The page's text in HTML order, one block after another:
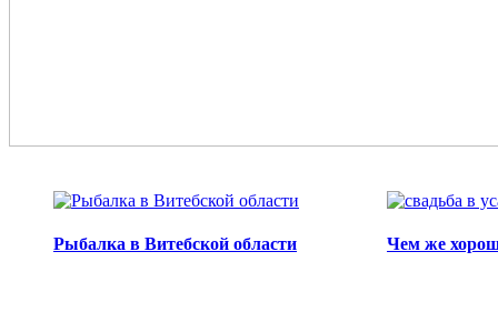
Рыбалка в Витебской области Чем же